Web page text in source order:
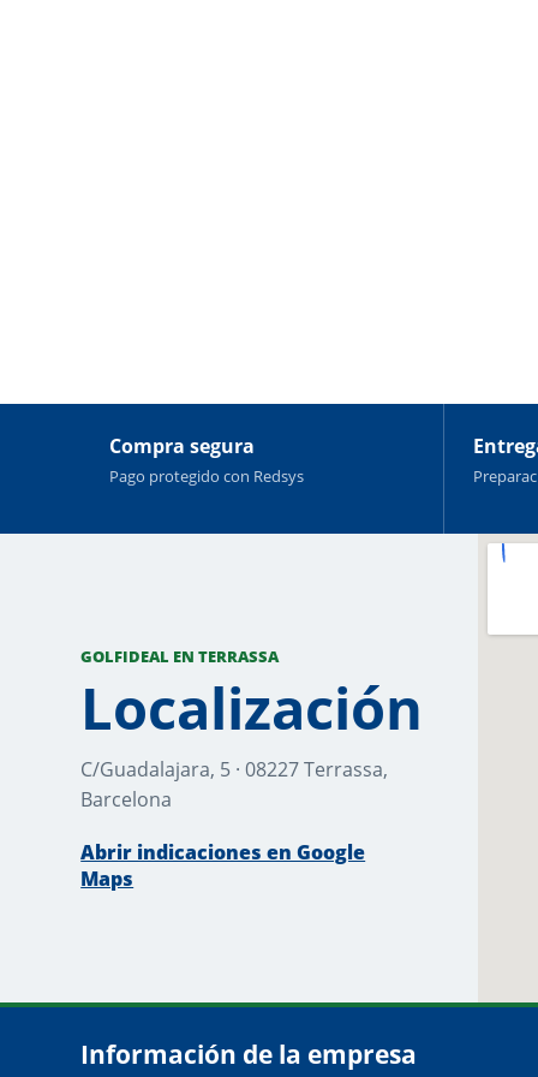
Compra segura
Pago protegido con Redsys
GOLFIDEAL EN TERRASSA
Localización
C/Guadalajara, 5 · 08227 Terrassa,
Barcelona
Abrir indicaciones en Google
Maps
Información de la empresa